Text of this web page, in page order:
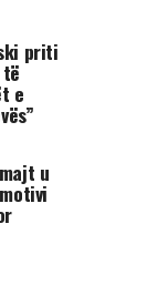
priti
e
u